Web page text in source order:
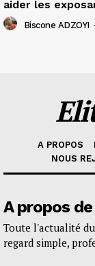
aider les
Biscone ADZOYI
A PROPOS
NOUS
A propos
Toute l'actualité
regard simple,